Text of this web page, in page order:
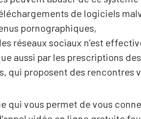
de logiciels
pornographiques,
réseaux sociaux n’est
aussi par les prescriptions des
qui proposent des rencontres
qui vous permet de vous